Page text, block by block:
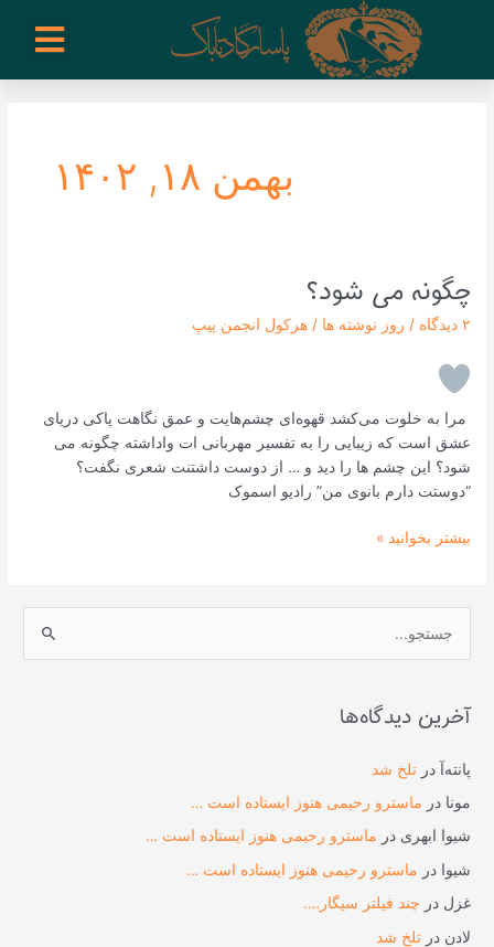
بهمن ۱۸, ۱۴۰۲
چگونه می شود؟
۲ دیدگاه / روز نوشته ها /هرکول انجمن پیپ
‌ مرا به خلوت می‌کشد قهوه‌ای چشم‌هایت و عمق نگاهت پاکی دریای
عشق است که زیبایی را به تفسیر مهربانی ات واداشته چگونه می
شود؟ این چشم ها را دید و … از دوست داشتنت شعری نگفت؟
“دوستت دارم بانوی من” رادیو اسموک
چگونه
می
شود؟
بیشتر بخوانید »
ج
ا
ی
:
آخرین دیدگاه‌ها
پانته‌آدرتلخ شد
مونا در ماسترو رحیمی هنوز ایستاده است …
شیوا ابهری در ماسترو رحیمی هنوز ایستاده است …
شیوا در ماسترو رحیمی هنوز ایستاده است …
غزل در چند فیلتر سیگار….
لادن درتلخ شد